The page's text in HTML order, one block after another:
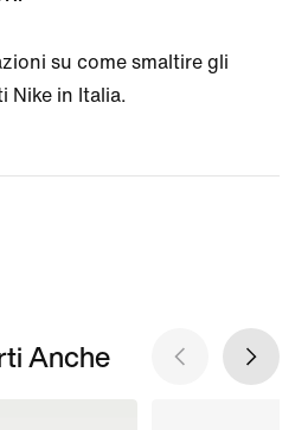
su come smaltire gli
Nike in Italia.
Anche